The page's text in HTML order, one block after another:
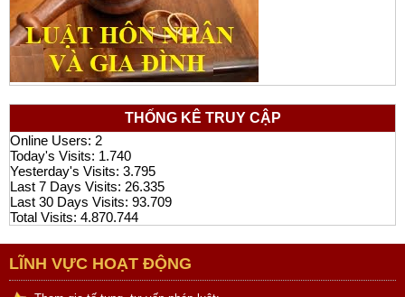
THỐNG KÊ TRUY CẬP
Online Users: 2
Today's Visits: 1.740
Yesterday's Visits: 3.795
Last 7 Days Visits: 26.335
Last 30 Days Visits: 93.709
Total Visits: 4.870.744
LĨNH VỰC HOẠT ĐỘNG